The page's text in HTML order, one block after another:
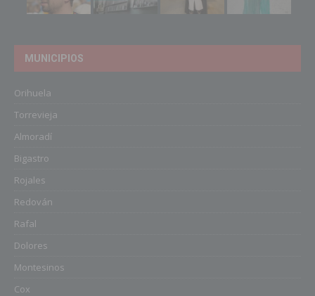
MUNICIPIOS
Orihuela
Torrevieja
Almoradí
Bigastro
Rojales
Redován
Rafal
Dolores
Montesinos
Cox